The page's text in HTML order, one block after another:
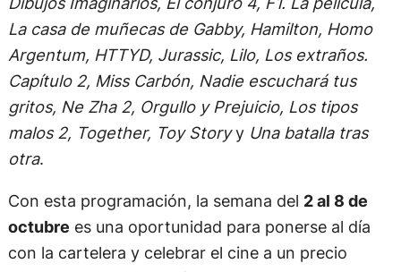
La casa de muñecas de Gabby, Hamilton, Homo
Argentum, HTTYD, Jurassic, Lilo, Los extraños.
Capítulo 2, Miss Carbón, Nadie escuchará tus
gritos, Ne Zha 2, Orgullo y Prejuicio, Los tipos
malos 2, Together, Toy Storyy Una batalla tras
otra.
Con esta programación, la semana del 2 al 8 de
octubre es una oportunidad para ponerse al día
con la cartelera y celebrar el cine a un precio